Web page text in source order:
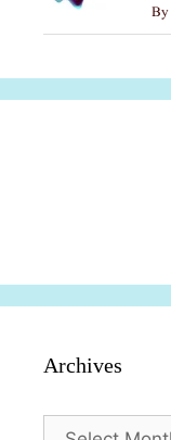
By
Archives